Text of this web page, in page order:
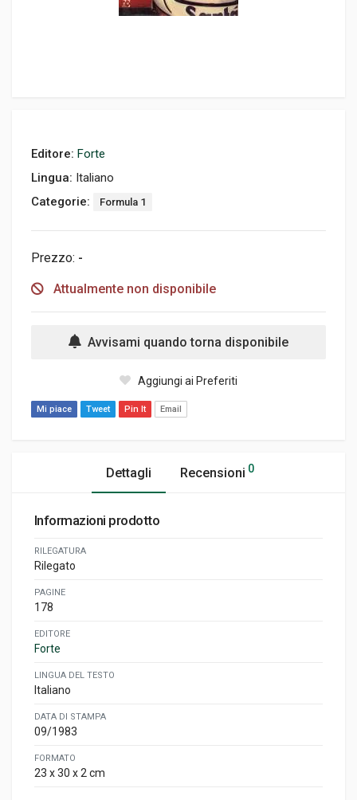
Editore: Forte
Lingua: Italiano
Categorie:
Formula 1
Prezzo: -
Attualmente non disponibile
Avvisami quando torna disponibile
Aggiungi ai Preferiti
Mi piace Tweet Pin It Email
Dettagli Recensioni 0
Informazioni prodotto
RILEGATURA
Rilegato
PAGINE
178
EDITORE
Forte
LINGUA DEL TESTO
Italiano
DATA DI STAMPA
09/1983
FORMATO
23 x 30 x 2 cm